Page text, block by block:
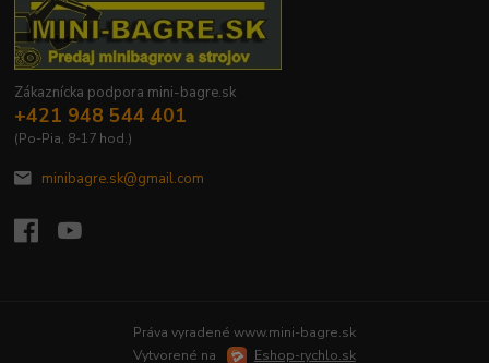
Zákaznícka podpora mini-bagre.sk
+421 948 544 401
(Po-Pia, 8-17 hod.)
minibagre.sk@gmail.com
Práva vyradené www.mini-bagre.sk
Vytvorené na
Eshop-rychlo.sk